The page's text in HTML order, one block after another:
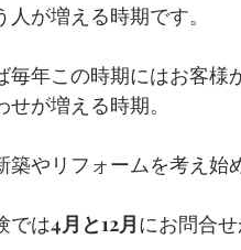
人が増える時期です。
毎年この時期にはお客様
せが増える時期。
築やリフォームを考え始
では4月と12月にお問合せ